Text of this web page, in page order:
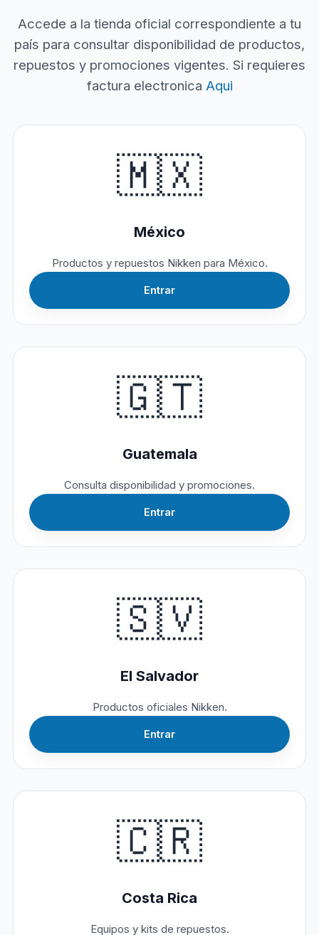
Accede a la tienda oficial correspondiente a tu
país para consultar disponibilidad de productos,
repuestos y promociones vigentes. Si requieres
factura electronica Aqui
🇲🇽
México
Productos y repuestos Nikken para México.
Entrar
🇬🇹
Guatemala
Consulta disponibilidad y promociones.
Entrar
🇸🇻
El Salvador
Productos oficiales Nikken.
Entrar
🇨🇷
Costa Rica
Equipos y kits de repuestos.